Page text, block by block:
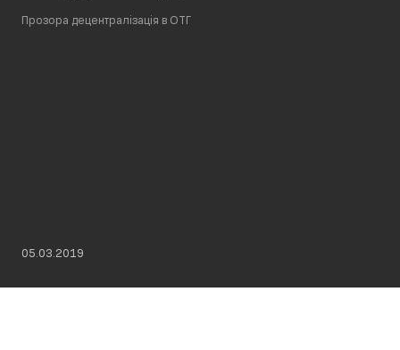
Прозора децентралізація в ОТГ
05.03.2019